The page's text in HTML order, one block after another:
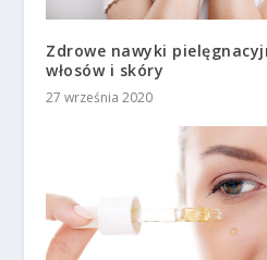
Zdrowe nawyki
włosów i skóry
27 września 2020